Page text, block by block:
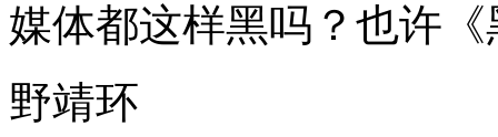
媒体都这样黑吗？也许
野靖环